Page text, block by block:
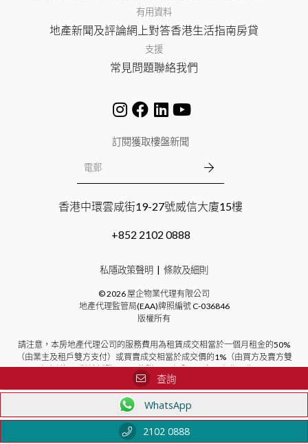
有用資料
地產新聞及評論網上對答香港生活指南房貸
支援
常見問題聯絡我們
訂閱獲取樓盤新聞
香港中環雲咸街19-27號威信大廈15樓
+852 2102 0888
私隱政策聲明 條款及細則
©2026 屋企物業代理有限公司
地產代理監管局(EAA)牌照編號C-036846
版權所有
請注意，本房地產代理公司的服務費用為租賃成交相當於一個月租金的50%
（由業主及租戶雙方支付）或買賣成交相當於成交價的1%（由買方及賣方雙
方支付）。對於新發展項目的購買，本公司不向買方收取費用。
查詢
WhatsApp
2102 0888